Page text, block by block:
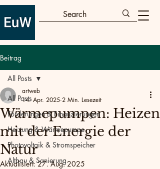
Beitrag
All Posts
Förderungen & Finanzierungen
Heizung & Wärmepumpe
Photovoltaik & Stromspeicher
Altbau & Sanierung
All Posts
Wärmepumpen: Heizen
mit der Energie der
Natur
artweb
14. Apr. 2025 2 Min. Lesezeit
Aktualisiert:27. Aug. 2025